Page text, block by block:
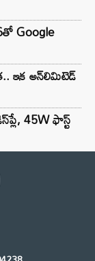
Google
ఇక అన్‌లిమిటెడ్
45W ఫాస్ట్